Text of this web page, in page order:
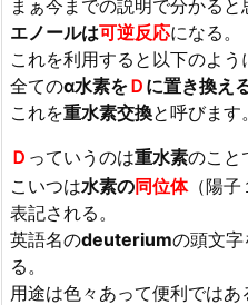
まぁ今までの説明で分かると
エノールは可逆反応になる。
これを利用すると以下のよう
全てのα水素をＤ に置き換え
これを重水素交換と呼びます。
Ｄ っていうのは重水素のこと
こいつは水素の同位体（陽子
表記される。
英語名のdeuteriumの頭文
る。
用途は色々あって便利では